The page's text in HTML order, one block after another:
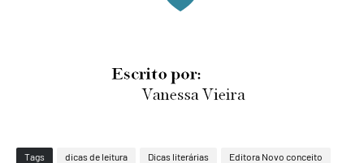
Tags dicas de leitura Dicas literárias
Editora Novo conceito